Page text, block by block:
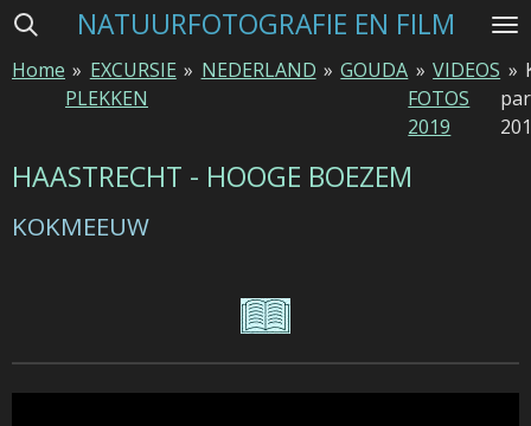
Ga
naar
NATUURFOTOGRAFIE EN FILM
Home » EXCURSIE
PLEKKEN
» NEDERLAND » GOUDA » VIDEOS
FOTOS
2019
»
HAASTRECHT - HOOGE BOEZEM
KOKMEEUW